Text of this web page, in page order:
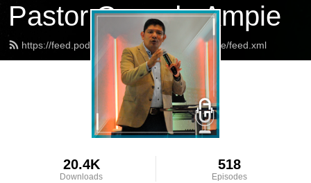
Pastor Gerardo Ampie
https://feed.podbean.com/pastorgerardoampie/feed.xml
20.4K
Downloads
518
Episodes